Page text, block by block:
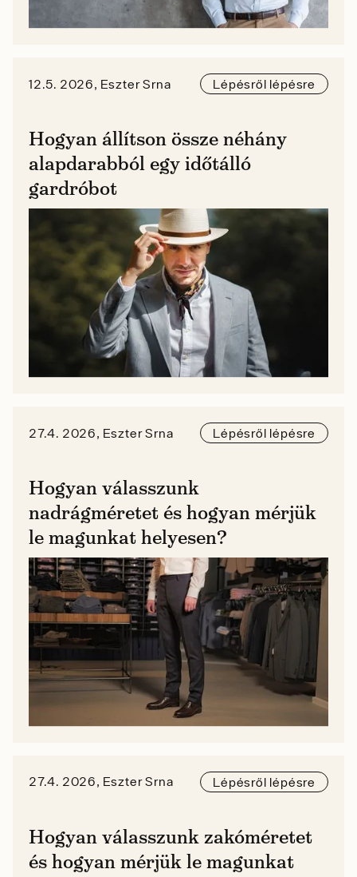
12.5. 2026, Eszter Srna Lépésről lépésre
Hogyan állítson össze néhány
alapdarabból egy időtálló
gardróbot
27.4. 2026, Eszter Srna Lépésről lépésre
Hogyan válasszunk
nadrágméretet és hogyan mérjük
le magunkat helyesen?
27.4. 2026, Eszter Srna Lépésről lépésre
Hogyan válasszunk zakóméretet
és hogyan mérjük le magunkat